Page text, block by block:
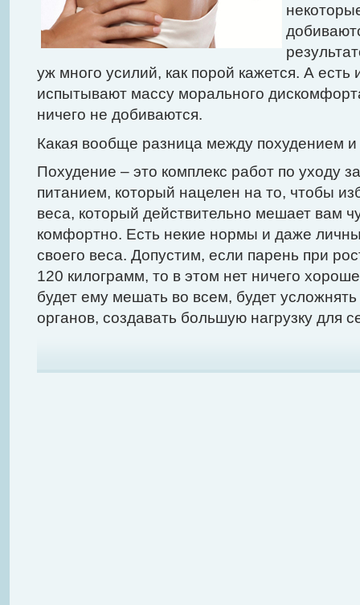
уж много усилий, как порой кажется. А есть
испытывают массу морального
ничего не добиваются.
Какая вообще разница между похудением
Похудение – это комплекс работ по уходу
питанием, который нацелен на то, чтобы
веса, который действительно мешает вам
комфортно. Есть некие нормы и даже
своего веса. Допустим, если парень при
120 килограмм, то в этом нет ничего
будет ему мешать во всем, будет
органов, создавать большую нагрузку для